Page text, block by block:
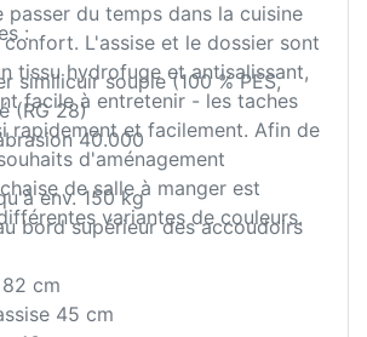
passer du temps dans la cuisine
confort. L'assise et le dossier sont
tissu hydrofuge et antisalissant,
facile à entretenir - les taches
rapidement et facilement. Afin de
d'aménagement
de salle à manger est
variantes de couleurs.
:
similicuir souple (100 % PES,
(RG 28)
40.000
env. 150 kg
bord supérieur des accoudoirs
cm
45 cm